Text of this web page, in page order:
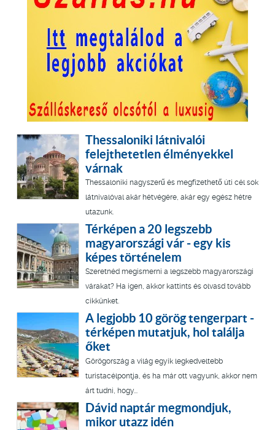
Thessaloniki látnivalói
felejthetetlen élményekkel
várnak
Thessaloniki nagyszerű és megfizethető úti cél sok
látnivalóval akár hétvégére, akár egy egész hétre
utazunk.
Térképen a 20 legszebb
magyarországi vár - egy kis
képes történelem
Szeretnéd megismerni a legszebb magyarországi
várakat? Ha igen, akkor kattints és olvasd tovább
cikkünket.
A legjobb 10 görög tengerpart -
térképen mutatjuk, hol találja
őket
Görögország a világ egyik legkedveltebb
turistacélpontja, és ha már ott vagyunk, akkor nem
árt tudni, hogy...
Dávid naptár megmondjuk,
mikor utazz idén